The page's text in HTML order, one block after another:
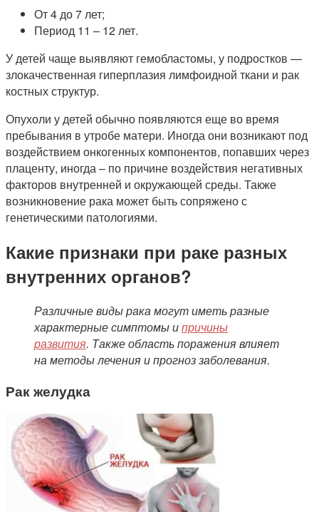
От 4 до 7 лет;
Период 11 – 12 лет.
У детей чаще выявляют гемобластомы, у подростков —
злокачественная гиперплазия лимфоидной ткани и рак
костных структур.
Опухоли у детей обычно появляются еще во время
пребывания в утробе матери. Иногда они возникают под
воздействием онкогенных компонентов, попавших через
плаценту, иногда – по причине воздействия негативных
факторов внутренней и окружающей среды. Также
возникновение рака может быть сопряжено с
генетическими патологиями.
Какие признаки при раке разных
внутренних органов?
Различные виды рака могут иметь разные
характерные симптомы ипричины
развития. Также область поражения влияет
на методы лечения и прогноз заболевания.
Рак желудка